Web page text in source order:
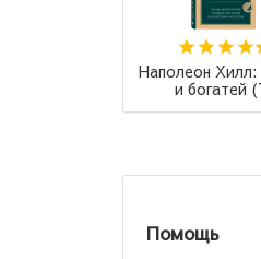
книга всех времен".
написаны по шаблону
Помощь